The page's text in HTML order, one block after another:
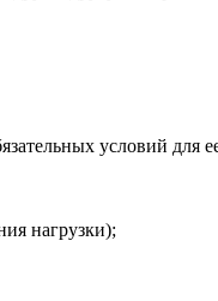
условий для
нагрузки);